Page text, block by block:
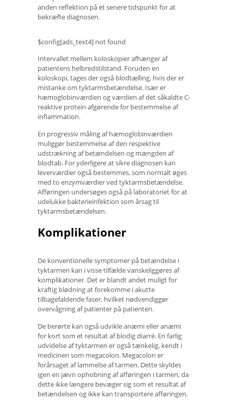
anden reflektion på et senere tidspunkt for at
bekræfte diagnosen.
$config[ads_text4] not found
Intervallet mellem koloskopier afhænger af
patientens helbredstilstand. Foruden en
koloskopi, tages der også blodtælling, hvis der er
mistanke om tyktarmsbetændelse. Især er
hæmoglobinværdien og værdien af ​​det såkaldte C-
reaktive protein afgørende for bestemmelse af
inflammation.
En progressiv måling af hæmoglobinværdien
muliggør bestemmelse af den respektive
udstrækning af betændelsen og mængden af ​​
blodtab. For yderligere at sikre diagnosen kan
leverværdier også bestemmes, som normalt øges
med to enzymværdier ved tyktarmsbetændelse.
Afføringen undersøges også på laboratoriet for at
udelukke bakterieinfektion som årsag til
tyktarmsbetændelsen.
Komplikationer
De konventionelle symptomer på betændelse i
tyktarmen kan i visse tilfælde vanskeliggøres af
komplikationer. Det er blandt andet muligt for
kraftig blødning at forekomme i akutte
tilbagefaldende faser, hvilket nødvendiggør
overvågning af patienter på patienten.
De berørte kan også udvikle anæmi eller anæmi
for kort som et resultat af blodig diarré. En farlig
udvidelse af tyktarmen er også tænkelig, kendt i
medicinen som megacolon. Megacolon er
forårsaget af lammelse af tarmen. Dette skyldes
igen en jævn ophobning af afføringen i tarmen, da
dette ikke længere bevæger sig som et resultat af
betændelsen og ikke kan transportere afføringen.